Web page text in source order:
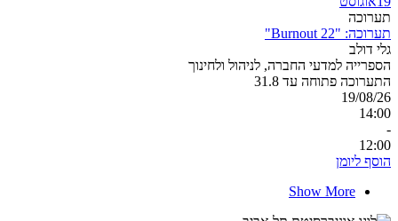
תערוכה
תערוכה: "Burnout 22"
גלי דולב
הספרייה למדעי החברה, לניהול ולחינוך
התערוכה פתוחה עד 31.8
19/08/26
14:00
-
12:00
הוסף ליומן
Show More